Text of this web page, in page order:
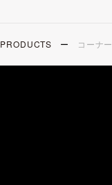
PRODUCTS コーナー